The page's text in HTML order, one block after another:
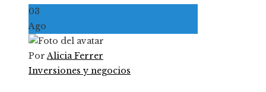
03
Ago
Por Alicia Ferrer
Inversiones y negocios